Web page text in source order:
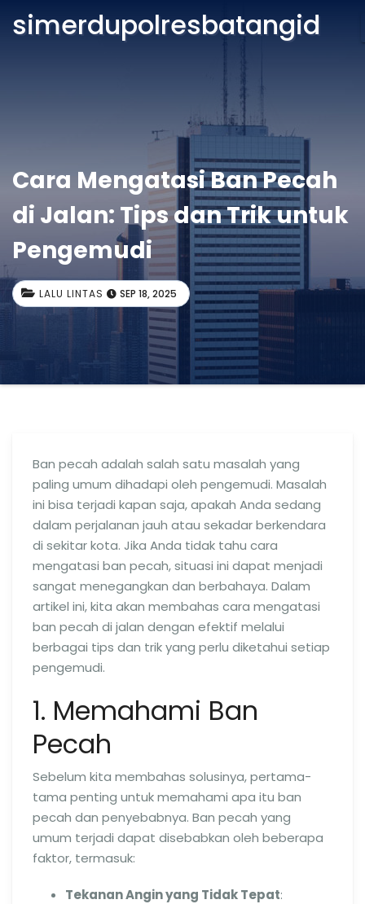
simerdupolresbatangid
Cara Mengatasi Ban Pecah
di Jalan: Tips dan Trik untuk
Pengemudi
LALU LINTAS SEP 18, 2025
Ban pecah adalah salah satu masalah yang
paling umum dihadapi oleh pengemudi. Masalah
ini bisa terjadi kapan saja, apakah Anda sedang
dalam perjalanan jauh atau sekadar berkendara
di sekitar kota. Jika Anda tidak tahu cara
mengatasi ban pecah, situasi ini dapat menjadi
sangat menegangkan dan berbahaya. Dalam
artikel ini, kita akan membahas cara mengatasi
ban pecah di jalan dengan efektif melalui
berbagai tips dan trik yang perlu diketahui setiap
pengemudi.
1. Memahami Ban
Pecah
Sebelum kita membahas solusinya, pertama-
tama penting untuk memahami apa itu ban
pecah dan penyebabnya. Ban pecah yang
umum terjadi dapat disebabkan oleh beberapa
faktor, termasuk:
Tekanan Angin yang Tidak Tepat: